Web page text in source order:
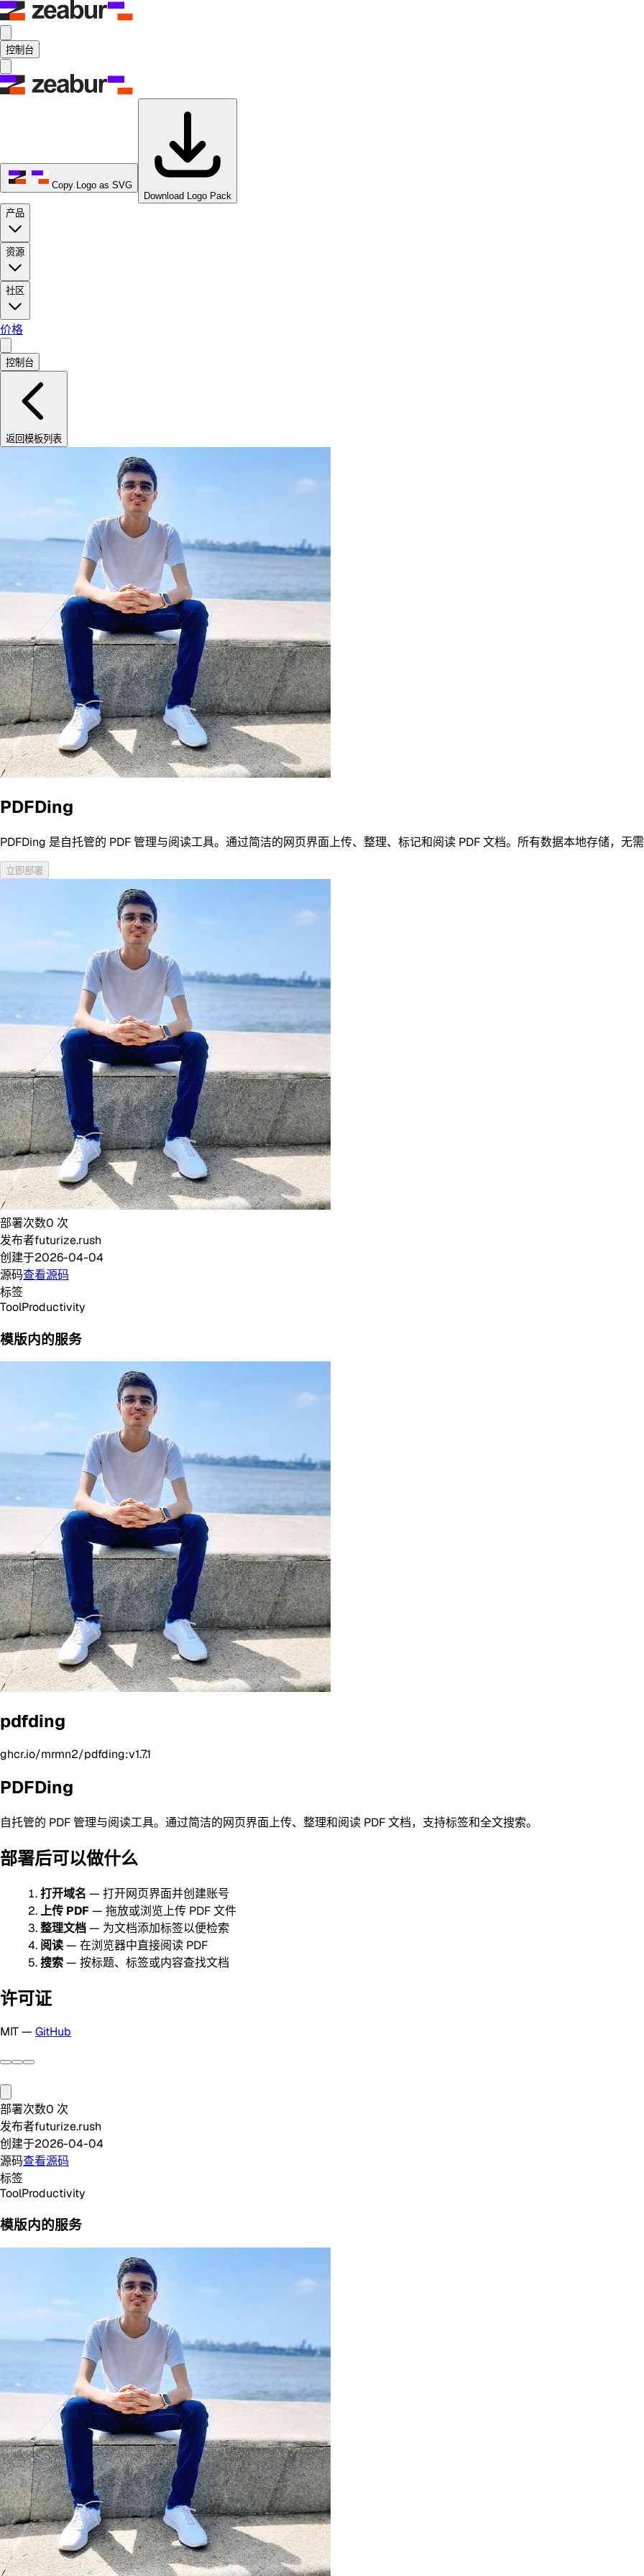
控制台
Copy Logo as SVG
Download Logo Pack
产品
资源
社区
价格
控制台
返回模板列表
PDFDing
PDFDing 是自托管的 PDF 管理与阅读工具。通过简洁的网页界面上传、整理、标记和阅读 PDF 文档。所有数据本地存储，无需
立即部署
部署次数0 次
发布者futurize.rush
创建于2026-04-04
源码查看源码
标签
ToolProductivity
模版内的服务
pdfding
ghcr.io/mrmn2/pdfding:v1.7.1
PDFDing
自托管的 PDF 管理与阅读工具。通过简洁的网页界面上传、整理和阅读 PDF 文档，支持标签和全文搜索。
部署后可以做什么
打开域名 — 打开网页界面并创建账号
上传 PDF — 拖放或浏览上传 PDF 文件
整理文档— 为文档添加标签以便检索
阅读— 在浏览器中直接阅读 PDF
搜索— 按标题、标签或内容查找文档
许可证
MIT — GitHub
部署次数0 次
发布者futurize.rush
创建于2026-04-04
源码查看源码
标签
ToolProductivity
模版内的服务